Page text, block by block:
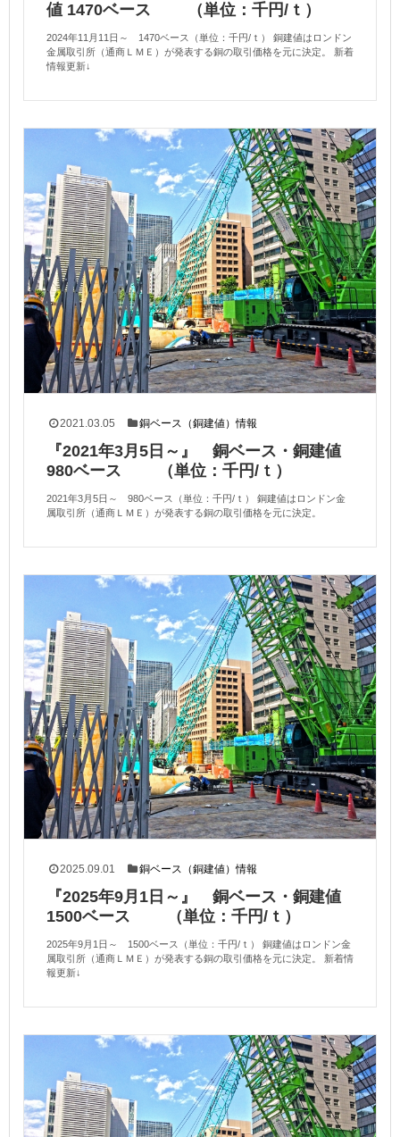
値 1470ベース （単位：千円/ｔ）
2024年11月11日～ 1470ベース（単位：千円/ｔ） 銅建値はロンドン
金属取引所（通商ＬＭＥ）が発表する銅の取引価格を元に決定。 新着
情報更新↓
2021.03.05 銅ベース（銅建値）情報
『2021年3月5日～』 銅ベース・銅建値
980ベース （単位：千円/ｔ）
2021年3月5日～ 980ベース（単位：千円/ｔ） 銅建値はロンドン金
属取引所（通商ＬＭＥ）が発表する銅の取引価格を元に決定。
2025.09.01 銅ベース（銅建値）情報
『2025年9月1日～』 銅ベース・銅建値
1500ベース （単位：千円/ｔ）
2025年9月1日～ 1500ベース（単位：千円/ｔ） 銅建値はロンドン金
属取引所（通商ＬＭＥ）が発表する銅の取引価格を元に決定。 新着情
報更新↓